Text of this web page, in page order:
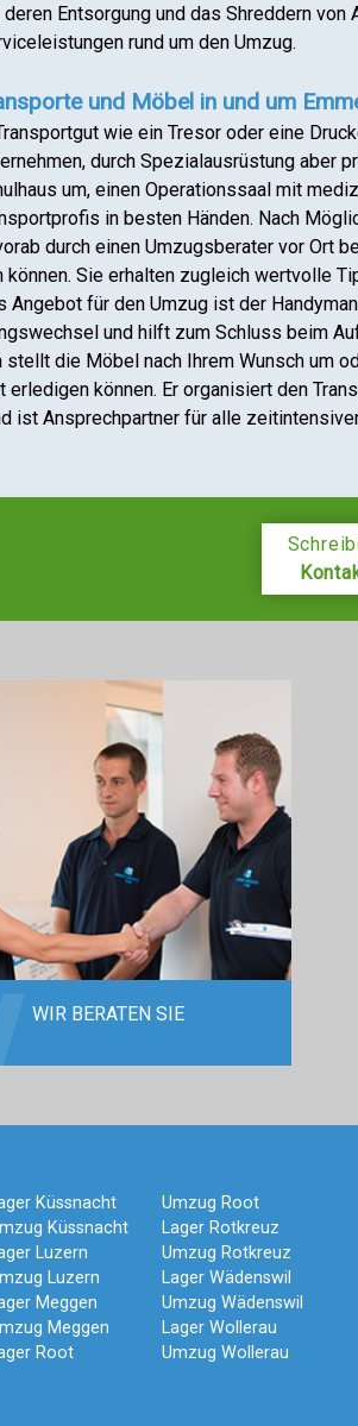
deren Entsorgung und das Shreddern
rund um den Umzug.
und Möbel in und um
wie ein Tresor oder eine
durch Spezialausrüstung aber
um, einen Operationssaal mit
in besten Händen. Nach
durch einen Umzugsberater vor Ort
können. Sie erhalten zugleich wertvolle
Angebot für den Umzug ist der
und hilft zum Schluss beim
stellt die Möbel nach Ihrem Wunsch um
erledigen können. Er organisiert den
ist Ansprechpartner für alle
WIR BERATEN SIE
Küssnacht
Küssnacht
Luzern
Luzern
Meggen
Meggen
Root
Umzug Root
Lager Rotkreuz
Umzug Rotkreuz
Lager Wädenswil
Umzug Wädenswil
Lager Wollerau
Umzug Wollerau